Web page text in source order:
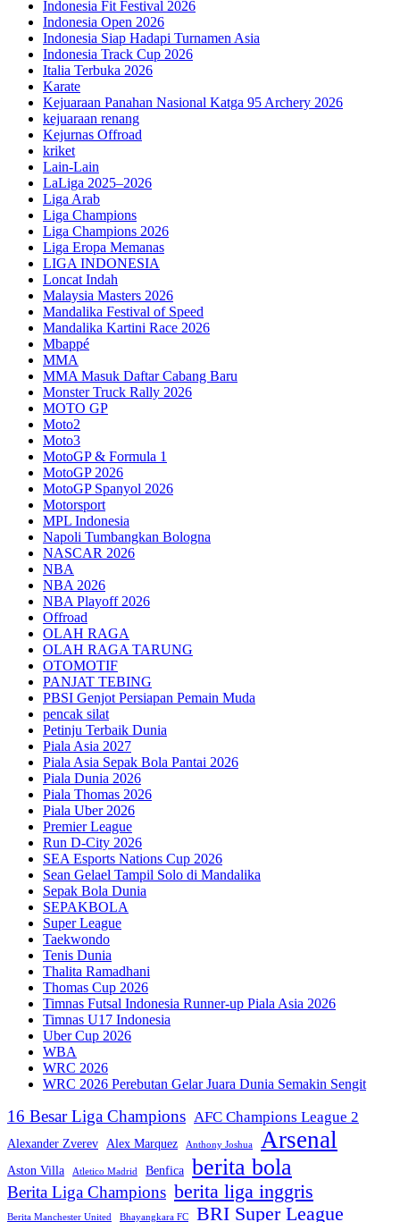
Indonesia Fit Festival 2026
Indonesia Open 2026
Indonesia Siap Hadapi Turnamen Asia
Indonesia Track Cup 2026
Italia Terbuka 2026
Karate
Kejuaraan Panahan Nasional Katga 95 Archery 2026
kejuaraan renang
Kejurnas Offroad
kriket
Lain-Lain
LaLiga 2025–2026
Liga Arab
Liga Champions
Liga Champions 2026
Liga Eropa Memanas
LIGA INDONESIA
Loncat Indah
Malaysia Masters 2026
Mandalika Festival of Speed
Mandalika Kartini Race 2026
Mbappé
MMA
MMA Masuk Daftar Cabang Baru
Monster Truck Rally 2026
MOTO GP
Moto2
Moto3
MotoGP & Formula 1
MotoGP 2026
MotoGP Spanyol 2026
Motorsport
MPL Indonesia
Napoli Tumbangkan Bologna
NASCAR 2026
NBA
NBA 2026
NBA Playoff 2026
Offroad
OLAH RAGA
OLAH RAGA TARUNG
OTOMOTIF
PANJAT TEBING
PBSI Genjot Persiapan Pemain Muda
pencak silat
Petinju Terbaik Dunia
Piala Asia 2027
Piala Asia Sepak Bola Pantai 2026
Piala Dunia 2026
Piala Thomas 2026
Piala Uber 2026
Premier League
Run D-City 2026
SEA Esports Nations Cup 2026
Sean Gelael Tampil Solo di Mandalika
Sepak Bola Dunia
SEPAKBOLA
Super League
Taekwondo
Tenis Dunia
Thalita Ramadhani
Thomas Cup 2026
Timnas Futsal Indonesia Runner-up Piala Asia 2026
Timnas U17 Indonesia
Uber Cup 2026
WBA
WRC 2026
WRC 2026 Perebutan Gelar Juara Dunia Semakin Sengit
16 Besar Liga Champions AFC Champions League 2
Alexander Zverev Alex Marquez Anthony Joshua Arsenal
Aston Villa Atletico Madrid Benfica berita bola
Berita Liga Champions berita liga inggris
Berita Manchester United Bhayangkara FC BRI Super League